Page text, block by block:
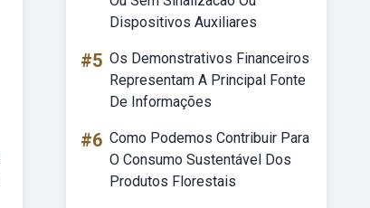
Dispositivos Auxiliares
#5 Os Demonstrativos Financeiros
Representam A Principal Fonte
De Informações
#6 Como Podemos Contribuir Para
O Consumo Sustentável Dos
Produtos Florestais